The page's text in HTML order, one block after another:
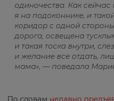
одиночества. Как
я на подоконнике, и
коридор с одной
дорога, освещена
и такая тоска внутри,
и желание все отдать,
мама», — поведала
По словам недавно